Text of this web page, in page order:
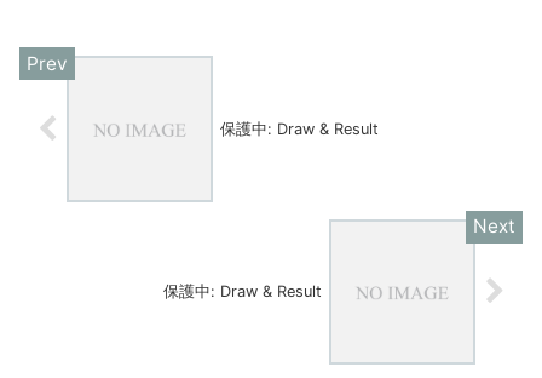
保護中: Draw & Result
保護中: Draw & Result